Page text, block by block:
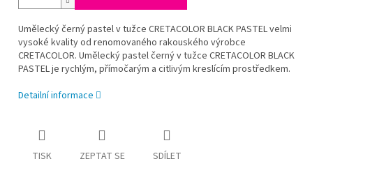
Umělecký černý pastel v tužce CRETACOLOR BLACK PASTEL velmi
vysoké kvality od renomovaného rakouského výrobce
CRETACOLOR. Umělecký pastel černý v tužce CRETACOLOR BLACK
PASTEL je rychlým, přímočarým a citlivým kreslícím prostředkem.
Detailní informace
TISK ZEPTAT SE SDÍLET